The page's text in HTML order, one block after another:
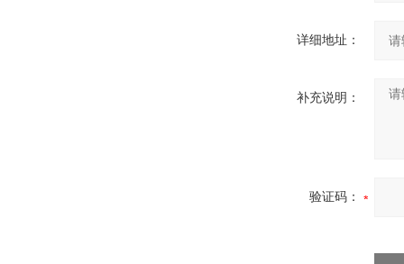
详细地址：
补充说明：
验证码：